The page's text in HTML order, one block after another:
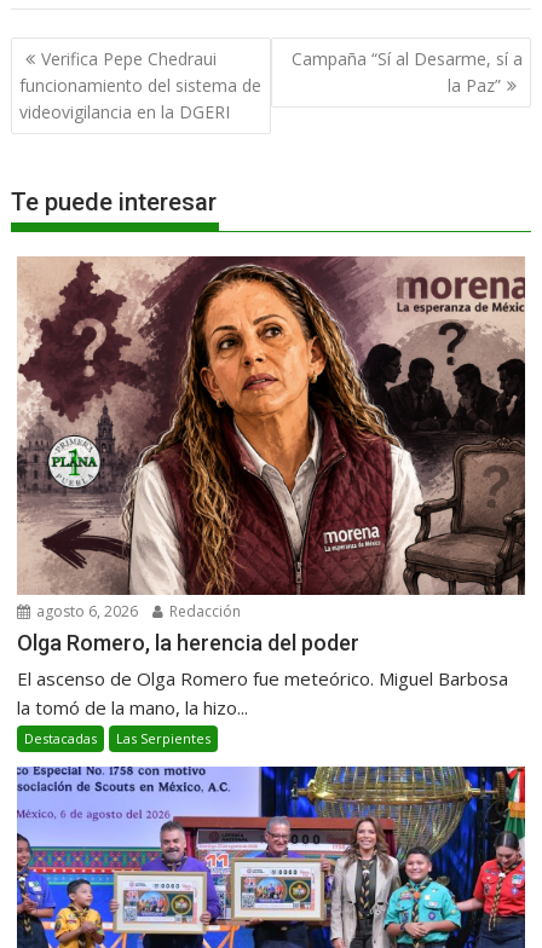
Navegación
de
entradas
Verifica Pepe Chedraui
funcionamiento del sistema de
videovigilancia en la DGERI
Campaña “Sí al Desarme, sí a
la Paz”
Te puede interesar
agosto 6, 2026 Redacción
Olga Romero, la herencia del poder
El ascenso de Olga Romero fue meteórico. Miguel Barbosa
la tomó de la mano, la hizo...
Destacadas Las Serpientes